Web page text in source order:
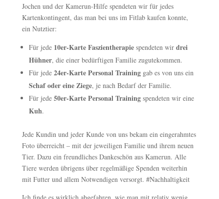
Jochen und der Kamerun-Hilfe spendeten wir für jedes
Kartenkontingent, das man bei uns im Fitlab kaufen konnte,
ein Nutztier:
Für jede 10er-Karte Faszientherapiespendeten wir drei
Hühner, die einer bedürftigen Familie zugutekommen.
Für jede 24er-Karte Personal Traininggab es von uns ein
Schaf oder eine Ziege, je nach Bedarf der Familie.
Für jede 50er-Karte Personal Trainingspendeten wir eine
Kuh.
Jede Kundin und jeder Kunde von uns bekam ein eingerahmtes
Foto überreicht – mit der jeweiligen Familie und ihrem neuen
Tier. Dazu ein freundliches Dankeschön aus Kamerun. Alle
Tiere werden übrigens über regelmäßige Spenden weiterhin
mit Futter und allem Notwendigen versorgt. #Nachhaltigkeit